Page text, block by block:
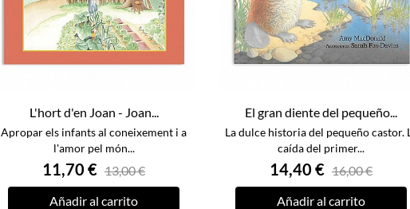
L'hort d'en Joan - Joan...
Apropar els infants al coneixement i a
l'amor pel món...
11,70 € 13,00 €
Añadir al carrito
El gran diente del pequeño...
La dulce historia del pequeño castor.
caída del primer...
14,40 € 16,00 €
Añadir al carrito